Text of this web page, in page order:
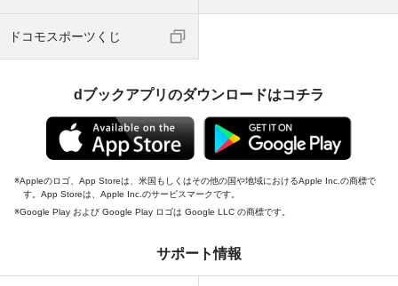
ドコモスポーツくじ
dブックアプリのダウンロードはコチラ
Appleのロゴ、App Storeは、米国もしくはその他の国や地域におけるApple Inc.の商標で
す。App Storeは、Apple Inc.のサービスマークです。
Google Play および Google Play ロゴは Google LLC の商標です。
サポート情報